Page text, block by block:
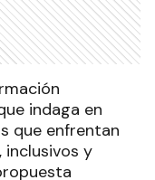
indaga en
que enfrentan
inclusivos y